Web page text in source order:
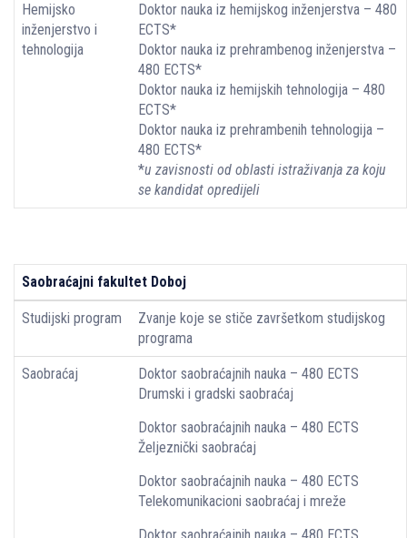
Hemijsko
inženjerstvo i
tehnologija
Doktor nauka iz hemijskog inženjerstva – 480
ECTS*
Doktor nauka iz prehrambenog inženjerstva –
480 ECTS*
Doktor nauka iz hemijskih tehnologija – 480
ECTS*
Doktor nauka iz prehrambenih tehnologija –
480 ECTS*
*u zavisnosti od oblasti istraživanja za koju
se kandidat opredijeli
Saobraćajni fakultet Doboj
Studijski program
Zvanje koje se stiče završetkom studijskog
programa
Saobraćaj
Doktor saobraćajnih nauka – 480 ECTS
Drumski i gradski saobraćaj
Doktor saobraćajnih nauka – 480 ECTS
Željeznički saobraćaj
Doktor saobraćajnih nauka – 480 ECTS
Telekomunikacioni saobraćaj i mreže